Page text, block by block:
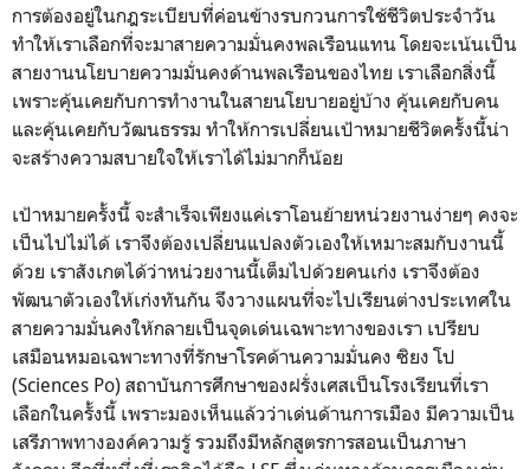
การต้องอยู่ในกฎระเบียบที่ค่อนข้างรบกวนการใช้ชีวิตประจำวัน
ทำให้เราเลือกที่จะมาสายความมั่นคงพลเรือนแทน โดยจะเน้นเป็น
สายงานนโยบายความมั่นคงด้านพลเรือนของไทย เราเลือกสิ่งนี้
เพราะคุ้นเคยกับการทำงานในสายนโยบายอยู่บ้าง คุ้นเคยกับคน
และคุ้นเคยกับวัฒนธรรม ทำให้การเปลี่ยนเป้าหมายชีวิตครั้งนี้น่า
จะสร้างความสบายใจให้เราได้ไม่มากก็น้อย
เป้าหมายครั้งนี้ จะสำเร็จเพียงแค่เราโอนย้ายหน่วยงานง่ายๆ คงจะ
เป็นไปไม่ได้ เราจึงต้องเปลี่ยนแปลงตัวเองให้เหมาะสมกับงานนี้
ด้วย เราสังเกตได้ว่าหน่วยงานนี้เต็มไปด้วยคนเก่ง เราจึงต้อง
พัฒนาตัวเองให้เก่งทันกัน จึงวางแผนที่จะไปเรียนต่างประเทศใน
สายความมั่นคงให้กลายเป็นจุดเด่นเฉพาะทางของเรา เปรียบ
เสมือนหมอเฉพาะทางที่รักษาโรคด้านความมั่นคง ซิยง โป
(Sciences Po) สถาบันการศึกษาของฝรั่งเศสเป็นโรงเรียนที่เรา
เลือกในครั้งนี้ เพราะมองเห็นแล้วว่าเด่นด้านการเมือง มีความเป็น
เสรีภาพทางองค์ความรู้ รวมถึงมีหลักสูตรการสอนเป็นภาษา